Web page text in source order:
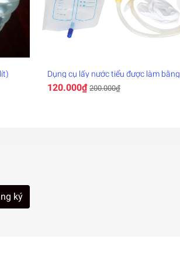
Dụng cụ lấy nước tiểu được làm bằng
silicone
120.000₫ 200.000₫
ký